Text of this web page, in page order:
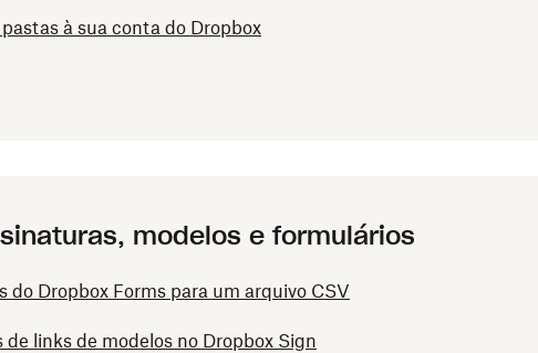
à sua conta do Dropbox
modelos e formulários
do Dropbox Forms para um arquivo CSV
links de modelos no Dropbox Sign